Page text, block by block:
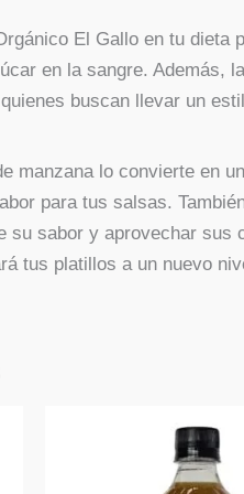
El Gallo en tu
en la sangre. Además,
buscan llevar un
manzana lo convierte en
para tus salsas.
su sabor y aprovechar
tus platillos a un nuevo